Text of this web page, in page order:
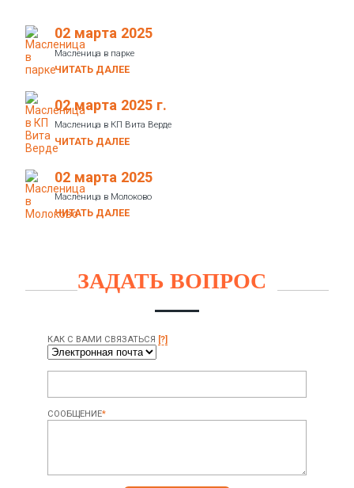
02 марта 2025
Масленица в парке
ЧИТАТЬ ДАЛЕЕ
02 марта 2025 г.
Масленица в КП Вита Верде
ЧИТАТЬ ДАЛЕЕ
02 марта 2025
Масленица в Молоково
ЧИТАТЬ ДАЛЕЕ
ЗАДАТЬ ВОПРОС
КАК С ВАМИ СВЯЗАТЬСЯ [?]
СООБЩЕНИЕ*